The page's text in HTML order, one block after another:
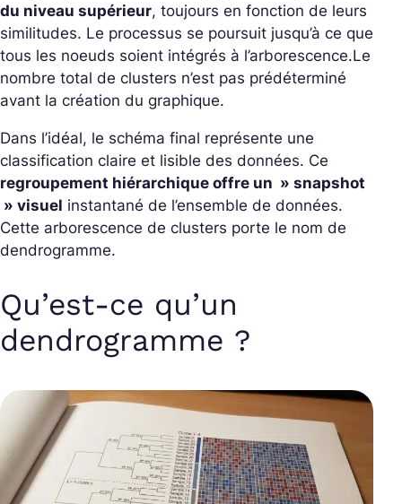
du niveau supérieur, toujours en fonction de leurs
similitudes. Le processus se poursuit jusqu’à ce que
tous les noeuds soient intégrés à l’arborescence.Le
nombre total de clusters n’est pas prédéterminé
avant la création du graphique.
Dans l’idéal, le schéma final représente une
classification claire et lisible des données. Ce
regroupement hiérarchique offre un » snapshot
» visuel instantané de l’ensemble de données.
Cette arborescence de clusters porte le nom de
dendrogramme.
Qu’est-ce qu’un
dendrogramme ?